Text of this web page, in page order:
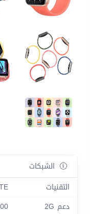
الشبكات
التقنيات
دعم 2G